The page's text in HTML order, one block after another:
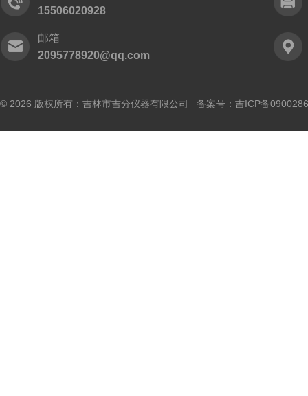
15506020928
邮箱
2095778920@qq.com
© 2026 版权所有：吉林市吉分仪器有限公司 备案号： 吉ICP备